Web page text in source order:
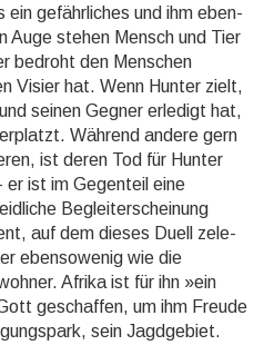
ein gefähr­liches und ihm eben­
Auge stehen Mensch und Tier
bedroht den Menschen
Visier hat. Wenn Hunter zielt,
seinen Gegner erledigt hat,
Während andere gern
ist deren Tod für Hunter
er ist im Gegenteil eine
Begleit­erschei­nung
auf dem dieses Duell zele­
ebenso­wenig wie die
Afrika ist für ihn »ein
geschaf­fen, um ihm Freude
sein Jagd­gebiet.